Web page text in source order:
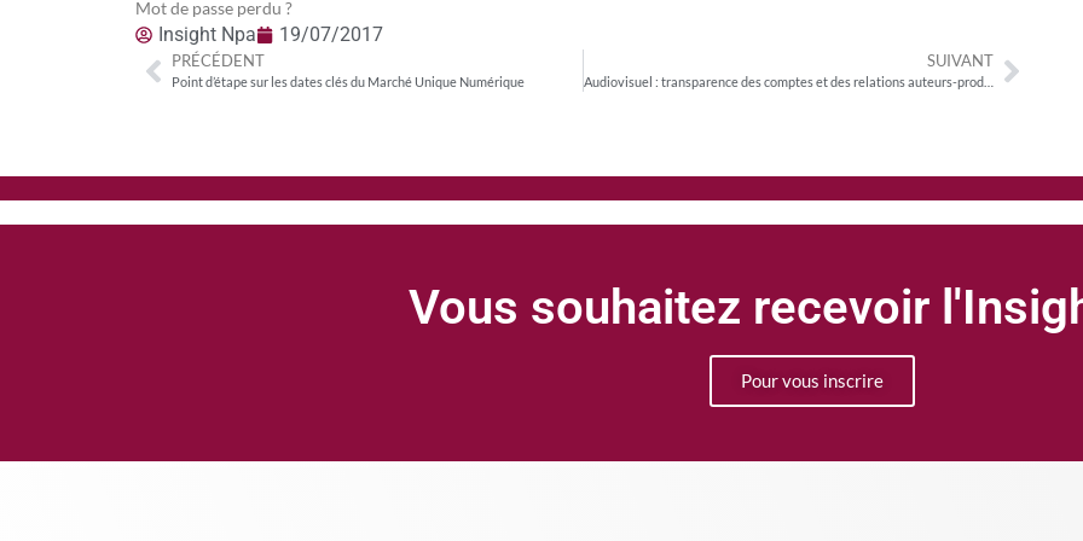
Mot de passe perdu ?
Insight Npa 19/07/2017
PRÉCÉDENT
Point d’étape sur les dates clés du Marché Unique Numérique
SUIVANT
Vous souhaitez recevoir
Pour vous inscrire